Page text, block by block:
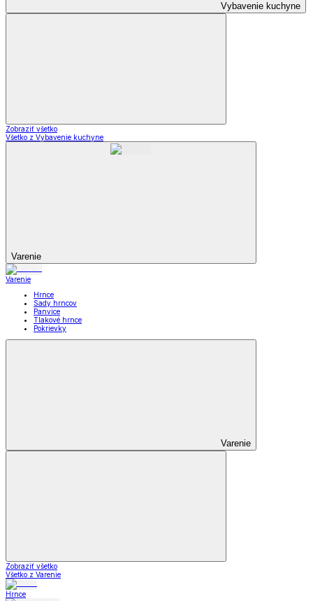
Vybavenie kuchyne
Zobraziť všetko
Všetko z Vybavenie kuchyne
Varenie
Varenie
Hrnce
Sady hrncov
Panvice
Tlakové hrnce
Pokrievky
Varenie
Zobraziť všetko
Všetko z Varenie
Hrnce